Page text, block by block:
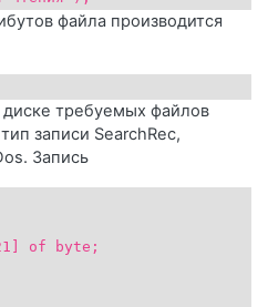
файла производится
требуемых файлов
записи SearchRec,
Запись
оf bytе;